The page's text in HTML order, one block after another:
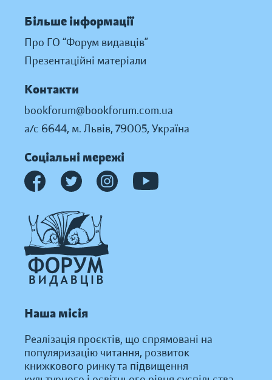
Більше інформації
Про ГО “Форум видавців”
Презентаційні матеріали
Контакти
bookforum@bookforum.com.ua
а/с 6644, м. Львів, 79005, Україна
Соціальні мережі
Наша місія
Реалізація проєктів, що спрямовані на
популяризацію читання, розвиток
книжкового ринку та підвищення